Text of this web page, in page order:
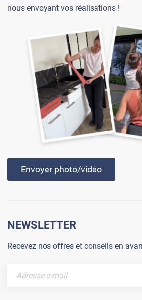
nous envoyant vos réalisations !
Envoyer photo/vidéo
NEWSLETTER
Recevez nos offres et conseils en